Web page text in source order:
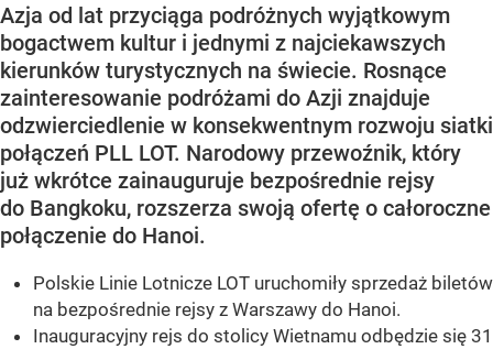
Azja od lat przyciąga podróżnych wyjątkowym
bogactwem kultur i jednymi z najciekawszych
kierunków turystycznych na świecie. Rosnące
zainteresowanie podróżami do Azji znajduje
odzwierciedlenie w konsekwentnym rozwoju siatki
połączeń PLL LOT. Narodowy przewoźnik, który
już wkrótce zainauguruje bezpośrednie rejsy
do Bangkoku, rozszerza swoją ofertę o całoroczne
połączenie do Hanoi.
Polskie Linie Lotnicze LOT uruchomiły sprzedaż biletów
na bezpośrednie rejsy z Warszawy do Hanoi.
Inauguracyjny rejs do stolicy Wietnamu odbędzie się 31